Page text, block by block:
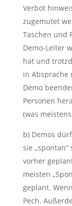
Verbot
zugemutet
Taschen und
Demo-Leiter
hat und
in Absprache
Demo
Personen
(was
b) Demos
sie
vorher
meisten
geplant.
Pech.